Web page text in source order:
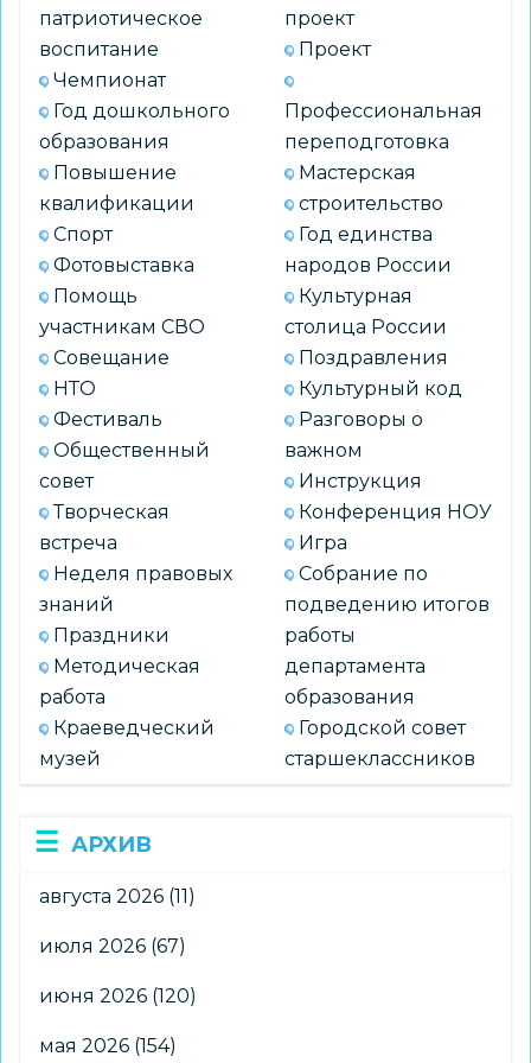
патриотическое
воспитание
Чемпионат
Год дошкольного
образования
Повышение
квалификации
Спорт
Фотовыставка
Помощь
участникам СВО
Совещание
НТО
Фестиваль
Общественный
совет
Творческая
встреча
Неделя правовых
знаний
Праздники
Методическая
работа
Краеведческий
музей
проект
Проект
Профессиональная
переподготовка
Мастерская
строительство
Год единства
народов России
Культурная
столица России
Поздравления
Культурный код
Разговоры о
важном
Инструкция
Конференция НОУ
Игра
Собрание по
подведению итогов
работы
департамента
образования
Городской совет
старшеклассников
АРХИВ
августа 2026 (11)
июля 2026 (67)
июня 2026 (120)
мая 2026 (154)